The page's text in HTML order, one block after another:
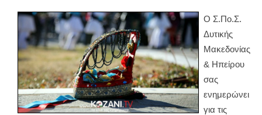
Ο Σ.Πο.Σ.
Δυτικής
Μακεδονίας
& Ηπείρου
σας
ενημερώνει
για τις